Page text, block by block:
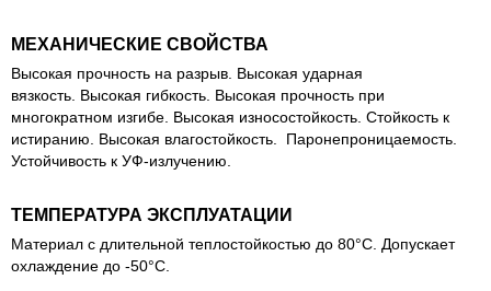
МЕХАНИЧЕСКИЕ СВОЙСТВА
Высокая прочность на разрыв. Высокая ударная
вязкость. Высокая гибкость. Высокая прочность при
многократном изгибе. Высокая износостойкость. Стойкость к
истиранию. Высокая влагостойкость. Паронепроницаемость.
Устойчивость к УФ-излучению.
ТЕМПЕРАТУРА ЭКСПЛУАТАЦИИ
Материал с длительной теплостойкостью до 80°С. Допускает
охлаждение до -50°С.